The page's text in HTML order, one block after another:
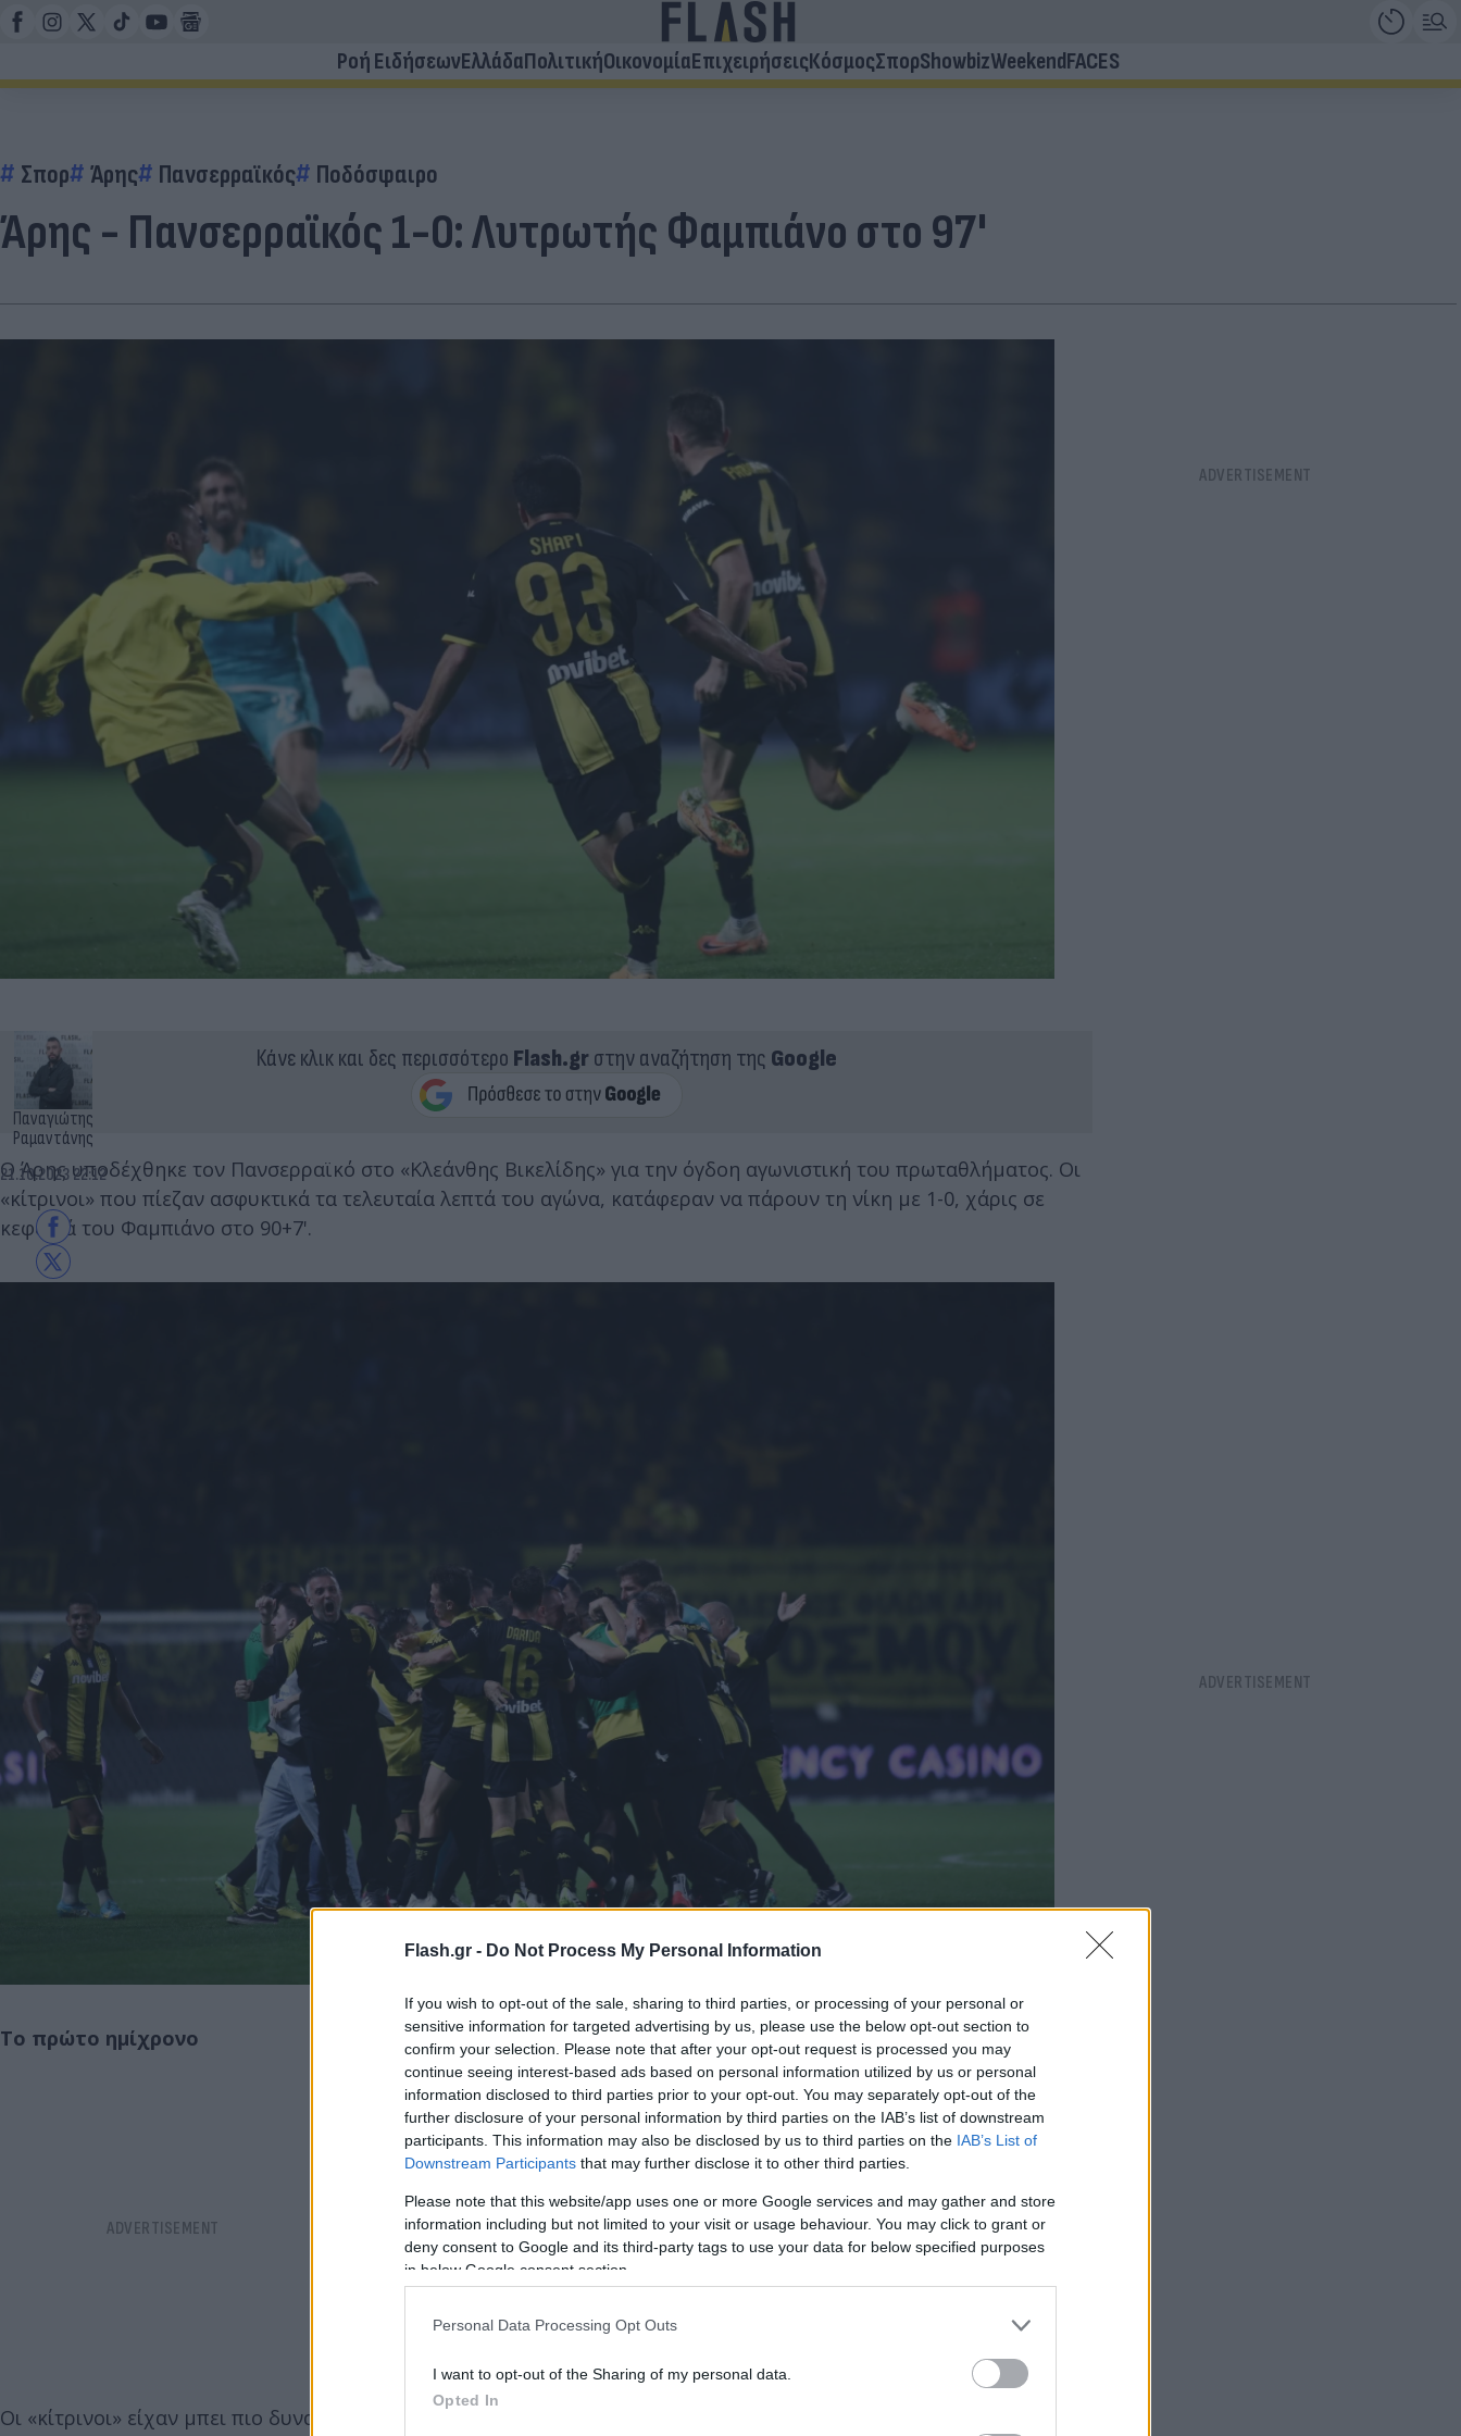
Flash.gr - Do Not Process My Personal Information
If you wish to opt-out of the sale, sharing to third parties, or processing of your personal or
sensitive information for targeted advertising by us, please use the below opt-out section to
confirm your selection. Please note that after your opt-out request is processed you may
continue seeing interest-based ads based on personal information utilized by us or personal
information disclosed to third parties prior to your opt-out. You may separately opt-out of the
further disclosure of your personal information by third parties on the IAB’s list of downstream
participants. This information may also be disclosed by us to third parties on the IAB’s List of
Downstream Participants that may further disclose it to other third parties.
Please note that this website/app uses one or more Google services and may gather and store
information including but not limited to your visit or usage behaviour. You may click to grant or
deny consent to Google and its third-party tags to use your data for below specified purposes
in below Google consent section.
Personal Data Processing Opt Outs
I want to opt-out of the Sharing of my personal data.
Opted In
Ροή ΕιδήσεωνΕλλάδαΠολιτικήΟικονομίαΕπιχειρήσειςΚόσμοςΣπορShowbizWeekendFACES
Σπορ Άρης Πανσερραϊκός Ποδόσφαιρο
Άρης - Πανσερραϊκός 1-0: Λυτρωτής Φαμπιάνο στο 97'
Παναγιώτης
Ραμαντάνης
21.10.2023 22:12
Κάνε κλικ και δες περισσότερο Flash.grστην αναζήτηση της Google
Ο Άρης υποδέχθηκε τον Πανσερραϊκό στο «Κλεάνθης Βικελίδης» για την όγδοη αγωνιστική του πρωταθλήματος. Οι
«κίτρινοι» που πίεζαν ασφυκτικά τα τελευταία λεπτά του αγώνα, κατάφεραν να πάρουν τη νίκη με 1-0, χάρις σε
κεφαλιά του Φαμπιάνο στο 90+7'.
Το πρώτο ημίχρονο
Οι «κίτρινοι» είχαν μπει πιο δυνατά στον αγωνιστικό χώρο και έδειχναν ότι ήθελαν να βρουν ένα γρήγορο γκολ.